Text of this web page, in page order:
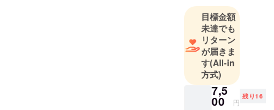
目標金額
未達でも
リターン
が届きま
す(All-in
方式)
7,5
00 円
残り16